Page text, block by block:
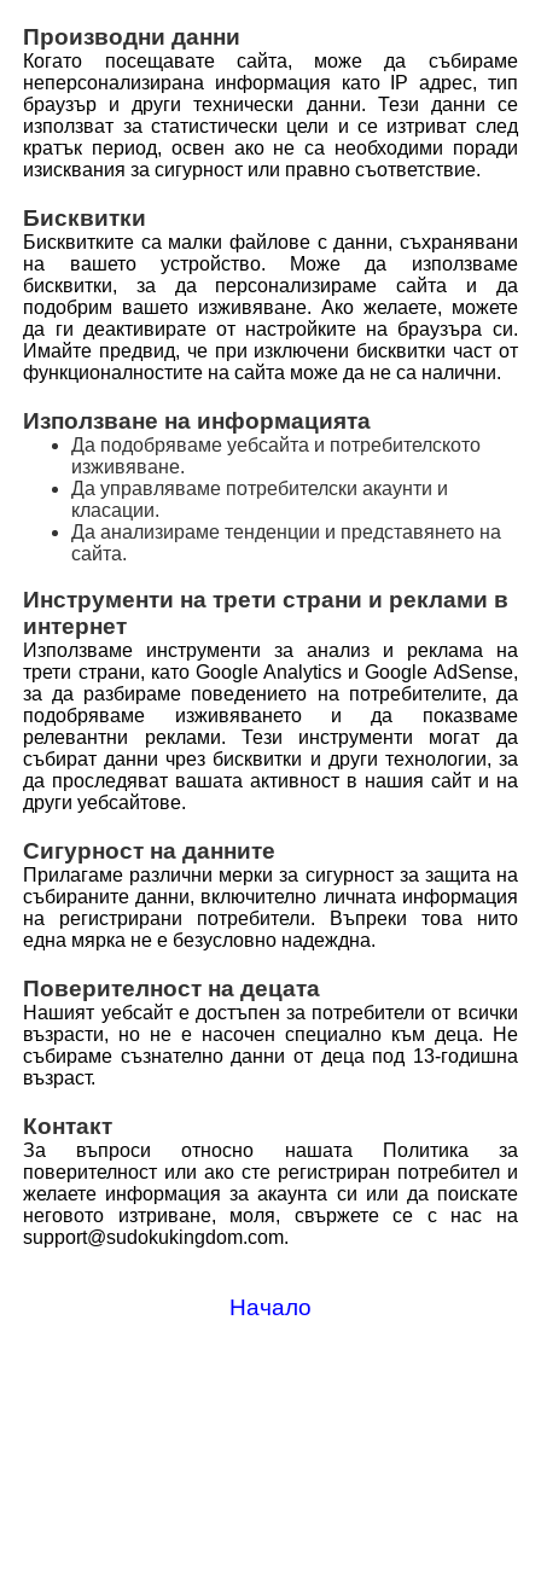
Производни данни
Когато посещавате сайта, може да събираме
неперсонализирана информация като IP адрес, тип
браузър и други технически данни. Тези данни се
използват за статистически цели и се изтриват след
кратък период, освен ако не са необходими поради
изисквания за сигурност или правно съответствие.
Бисквитки
Бисквитките са малки файлове с данни, съхранявани
на вашето устройство. Може да използваме
бисквитки, за да персонализираме сайта и да
подобрим вашето изживяване. Ако желаете, можете
да ги деактивирате от настройките на браузъра си.
Имайте предвид, че при изключени бисквитки част от
функционалностите на сайта може да не са налични.
Използване на информацията
Да подобряваме уебсайта и потребителското
изживяване.
Да управляваме потребителски акаунти и
класации.
Да анализираме тенденции и представянето на
сайта.
Инструменти на трети страни и реклами в
интернет
Използваме инструменти за анализ и реклама на
трети страни, като Google Analytics и Google AdSense,
за да разбираме поведението на потребителите, да
подобряваме изживяването и да показваме
релевантни реклами. Тези инструменти могат да
събират данни чрез бисквитки и други технологии, за
да проследяват вашата активност в нашия сайт и на
други уебсайтове.
Сигурност на данните
Прилагаме различни мерки за сигурност за защита на
събираните данни, включително личната информация
на регистрирани потребители. Въпреки това нито
една мярка не е безусловно надеждна.
Поверителност на децата
Нашият уебсайт е достъпен за потребители от всички
възрасти, но не е насочен специално към деца. Не
събираме съзнателно данни от деца под 13-годишна
възраст.
Контакт
За въпроси относно нашата Политика за
поверителност или ако сте регистриран потребител и
желаете информация за акаунта си или да поискате
неговото изтриване, моля, свържете се с нас на
support@sudokukingdom.com.
Начало